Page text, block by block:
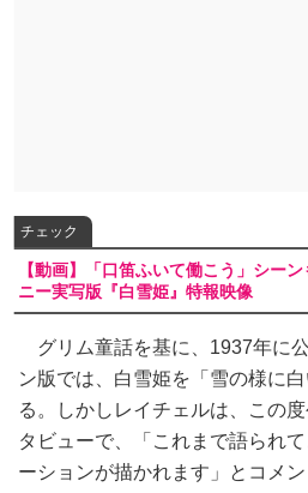
チェック
【動画】「口笛ふいて働こう」シー
ニー実写版『白雪姫』特報映像
グリム童話を基に、1937年に
ン版では、白雪姫を「雪の様に
る。しかしレイチェルは、この
タビューで、「これまで語られ
ーションが描かれます」とコメン